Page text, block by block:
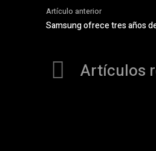
Artículo anterior
Samsung ofrece tres años
Artículos